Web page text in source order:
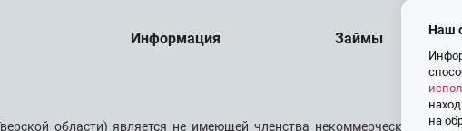
области) является не имеющей членства некоммерческой
Информация Займы Наш
на